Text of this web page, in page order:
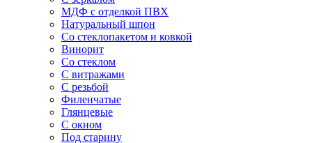
МДФ с отделкой ПВХ
Натуральный шпон
Со стеклопакетом и ковкой
Винорит
Со стеклом
С витражами
С резьбой
Филенчатые
Глянцевые
С окном
Под старину